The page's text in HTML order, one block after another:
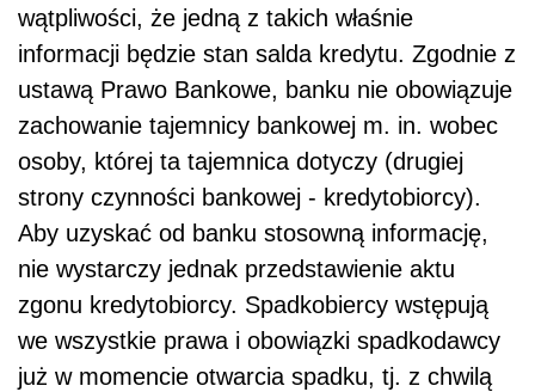
wątpliwości, że jedną z takich właśnie
informacji będzie stan salda kredytu. Zgodnie z
ustawą Prawo Bankowe, banku nie obowiązuje
zachowanie tajemnicy bankowej m. in. wobec
osoby, której ta tajemnica dotyczy (drugiej
strony czynności bankowej - kredytobiorcy).
Aby uzyskać od banku stosowną informację,
nie wystarczy jednak przedstawienie aktu
zgonu kredytobiorcy. Spadkobiercy wstępują
we wszystkie prawa i obowiązki spadkodawcy
już w momencie otwarcia spadku, tj. z chwilą